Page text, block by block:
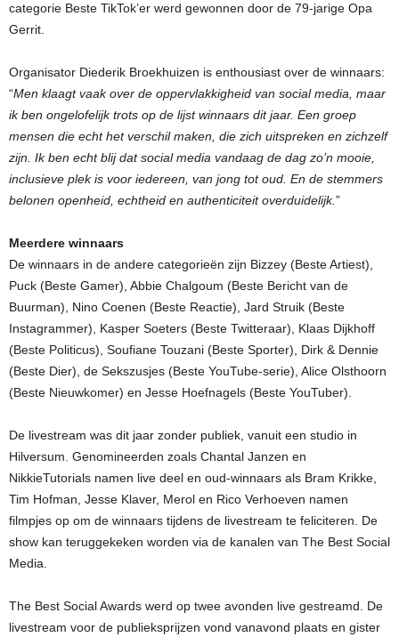
categorie Beste TikTok’er werd gewonnen door de 79-jarige Opa
Gerrit.
Organisator Diederik Broekhuizen is enthousiast over de winnaars:
“Men klaagt vaak over de oppervlakkigheid van social media, maar
ik ben ongelofelijk trots op de lijst winnaars dit jaar. Een groep
mensen die echt het verschil maken, die zich uitspreken en zichzelf
zijn. Ik ben echt blij dat social media vandaag de dag zo’n mooie,
inclusieve plek is voor iedereen, van jong tot oud. En de stemmers
belonen openheid, echtheid en authenticiteit overduidelijk.”
Meerdere winnaars
De winnaars in de andere categorieën zijn Bizzey (Beste Artiest),
Puck (Beste Gamer), Abbie Chalgoum (Beste Bericht van de
Buurman), Nino Coenen (Beste Reactie), Jard Struik (Beste
Instagrammer), Kasper Soeters (Beste Twitteraar), Klaas Dijkhoff
(Beste Politicus), Soufiane Touzani (Beste Sporter), Dirk & Dennie
(Beste Dier), de Sekszusjes (Beste YouTube-serie), Alice Olsthoorn
(Beste Nieuwkomer) en Jesse Hoefnagels (Beste YouTuber).
De livestream was dit jaar zonder publiek, vanuit een studio in
Hilversum. Genomineerden zoals Chantal Janzen en
NikkieTutorials namen live deel en oud-winnaars als Bram Krikke,
Tim Hofman, Jesse Klaver, Merol en Rico Verhoeven namen
filmpjes op om de winnaars tijdens de livestream te feliciteren. De
show kan teruggekeken worden via de kanalen van The Best Social
Media.
The Best Social Awards werd op twee avonden live gestreamd. De
livestream voor de publieksprijzen vond vanavond plaats en gister